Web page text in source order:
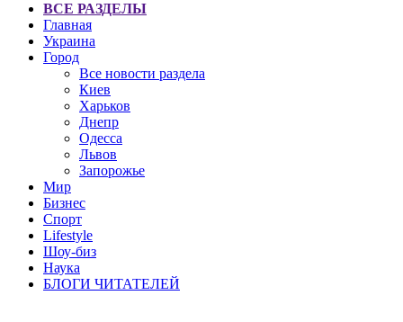
ВСЕ РАЗДЕЛЫ
Главная
Украина
Город
Все новости раздела
Киев
Харьков
Днепр
Одесса
Львов
Запорожье
Мир
Бизнес
Спорт
Lifestyle
Шоу-биз
Наука
БЛОГИ ЧИТАТЕЛЕЙ